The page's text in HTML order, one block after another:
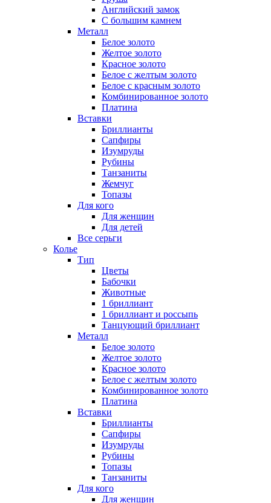
Английский замок
С большим камнем
Металл
Белое золото
Желтое золото
Красное золото
Белое с желтым золото
Белое с красным золото
Комбинированное золото
Платина
Вставки
Бриллианты
Сапфиры
Изумруды
Рубины
Танзаниты
Жемчуг
Топазы
Для кого
Для женщин
Для детей
Все серьги
Колье
Тип
Цветы
Бабочки
Животные
1 бриллиант
1 бриллиант и россыпь
Танцующий бриллиант
Металл
Белое золото
Желтое золото
Красное золото
Белое с желтым золото
Комбинированное золото
Платина
Вставки
Бриллианты
Сапфиры
Изумруды
Рубины
Топазы
Танзаниты
Для кого
Для женщин